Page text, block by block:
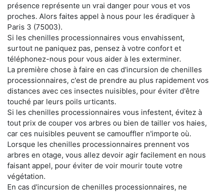
présence représente un vrai danger pour vous et vos
proches. Alors faites appel à nous pour les éradiquer à
Paris 3 (75003).
Si les chenilles processionnaires vous envahissent,
surtout ne paniquez pas, pensez à votre confort et
téléphonez-nous pour vous aider à les exterminer.
La première chose à faire en cas d'incursion de chenilles
processionnaires, c'est de prendre au plus rapidement vos
distances avec ces insectes nuisibles, pour éviter d'être
touché par leurs poils urticants.
Si les chenilles processionnaires vous infestent, évitez à
tout prix de couper vos arbres ou bien de tailler vos haies,
car ces nuisibles peuvent se camouffler n'importe où.
Lorsque les chenilles processionnaires prennent vos
arbres en otage, vous allez devoir agir facilement en nous
faisant appel, pour éviter de voir mourir toute votre
végétation.
En cas d'incursion de chenilles processionnaires, ne